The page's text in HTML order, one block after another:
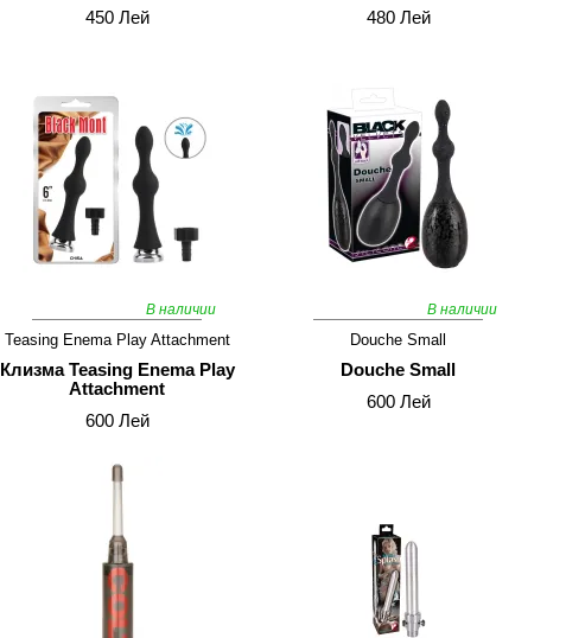
450 Лей
480 Лей
В наличии
Teasing Enema Play Attachment
Клизма Teasing Enema Play
Attachment
600 Лей
В наличии
Douche Small
Douche Small
600 Лей